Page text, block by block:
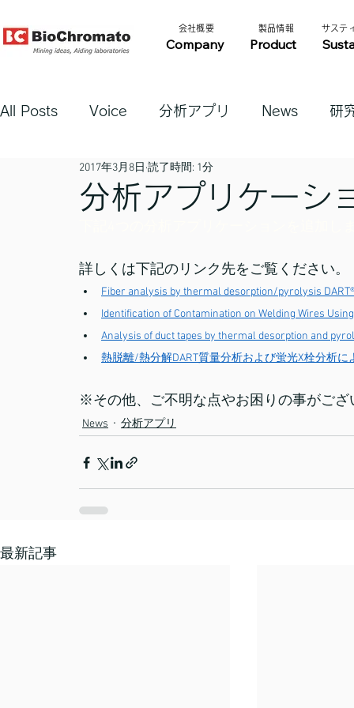
Company Product
​製品情報​​
​会社概要​​ サステ
All Posts Voice 分析アプリ News 研
分析アプリケーシ
2017年3月8日 読了時間: 1分
詳しくは下記のリンク先をご覧ください。
Fiber analysis by thermal desorption/pyrolysis DART®
Identification of Contamination on Welding Wires
Analysis of duct tapes by thermal desorption and
熱脱離/熱分解DART質量分析および蛍光X栓分析
※その他、ご不明な点やお困りの事がご
News 分析アプリ
最新記事